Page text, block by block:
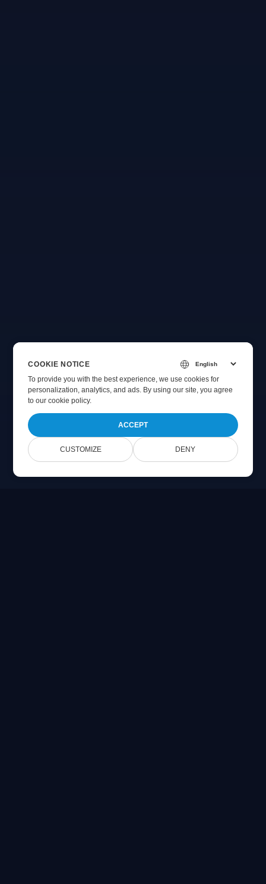
COOKIE NOTICE
To provide you with the best experience, we use cookies for
personalization, analytics, and ads. By using our site, you agree
toour cookie policy.
ACCEPT
CUSTOMIZE DENY